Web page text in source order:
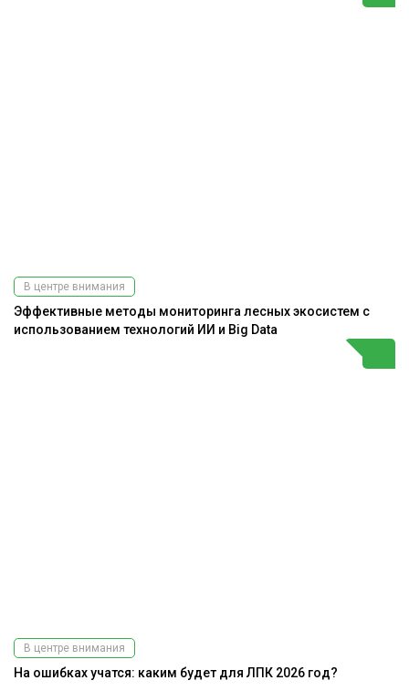
В центре внимания
Эффективные методы мониторинга лесных экосистем с
использованием технологий ИИ и Big Data
В центре внимания
На ошибках учатся: каким будет для ЛПК 2026 год?